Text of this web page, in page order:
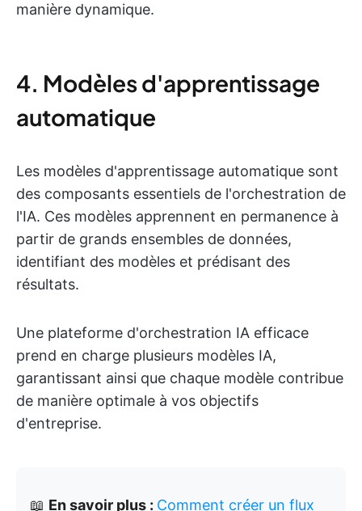
manière dynamique.
4. Modèles d'apprentissage
automatique
Les modèles d'apprentissage automatique sont
des composants essentiels de l'orchestration de
l'IA. Ces modèles apprennent en permanence à
partir de grands ensembles de données,
identifiant des modèles et prédisant des
résultats.
Une plateforme d'orchestration IA efficace
prend en charge plusieurs modèles IA,
garantissant ainsi que chaque modèle contribue
de manière optimale à vos objectifs
d'entreprise.
📖 En savoir plus : Comment créer un flux